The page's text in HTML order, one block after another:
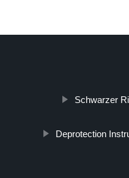
Schwarzer
Deprotection